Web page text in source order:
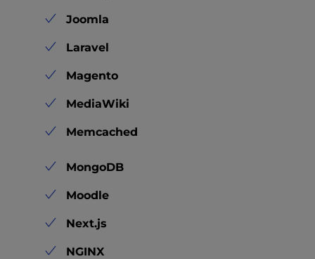
Joomla
Laravel
Magento
MediaWiki
Memcached
MongoDB
Moodle
Next.js
NGINX